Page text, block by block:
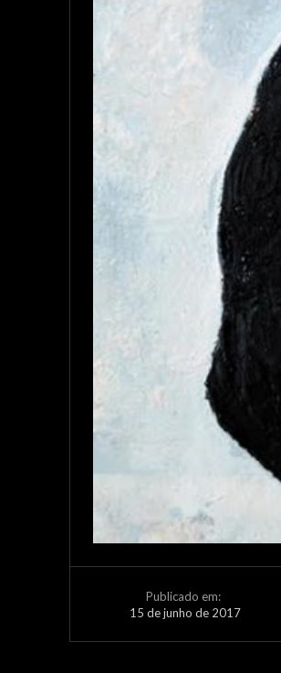
Publicado em:
15 de junho de 2017